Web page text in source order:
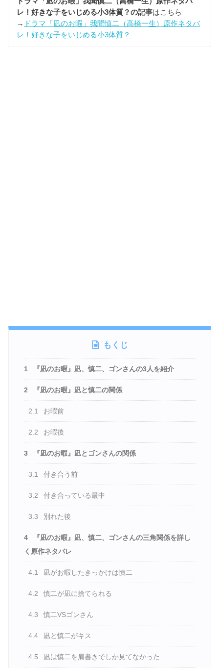
レ！好きな子をいじめる小3体質？の記事はこちら
→ ドラマ「凪のお暇」我聞慎二（高橋一生）原作ネタバ
レ！好きな子をいじめる小3体質？
もくじ
1 『凪のお暇』凪、慎二、ゴンさんの3人を紹介
2 『凪のお暇』凪と慎二の関係
2.1 お暇前
2.2 お暇後
3 『凪のお暇』凪とゴンさんの関係
3.1 付き合う前
3.2 付き合っている最中
3.3 別れた後
4
『凪のお暇』凪、慎二、ゴンさんの三角関係を詳し
く原作ネタバレ
4.1 凪がお暇したきっかけは慎二
4.2 慎二が凪に捨てられる
4.3 慎二VSゴンさん
4.4 凪と慎二がキス
4.5 凪は慎二を肩書きでしか見てなかった